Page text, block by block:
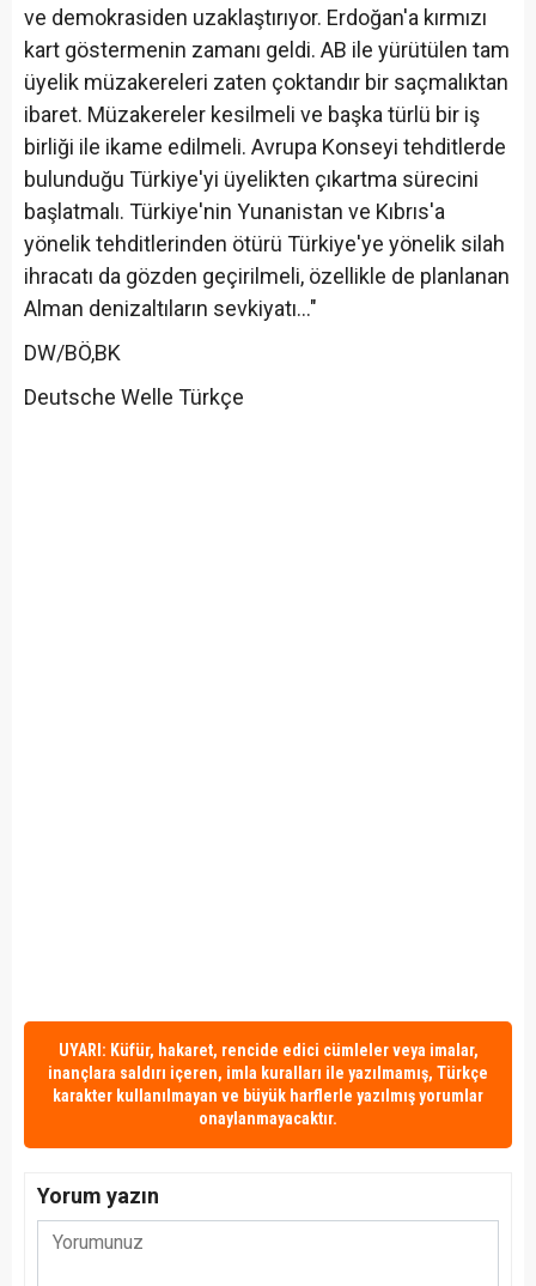
ve demokrasiden uzaklaştırıyor. Erdoğan'a kırmızı
kart göstermenin zamanı geldi. AB ile yürütülen tam
üyelik müzakereleri zaten çoktandır bir saçmalıktan
ibaret. Müzakereler kesilmeli ve başka türlü bir iş
birliği ile ikame edilmeli. Avrupa Konseyi tehditlerde
bulunduğu Türkiye'yi üyelikten çıkartma sürecini
başlatmalı. Türkiye'nin Yunanistan ve Kıbrıs'a
yönelik tehditlerinden ötürü Türkiye'ye yönelik silah
ihracatı da gözden geçirilmeli, özellikle de planlanan
Alman denizaltıların sevkiyatı..."
DW/BÖ,BK
Deutsche Welle Türkçe
UYARI: Küfür, hakaret, rencide edici cümleler veya imalar,
inançlara saldırı içeren, imla kuralları ile yazılmamış, Türkçe
karakter kullanılmayan ve büyük harflerle yazılmış yorumlar
onaylanmayacaktır.
Yorum yazın